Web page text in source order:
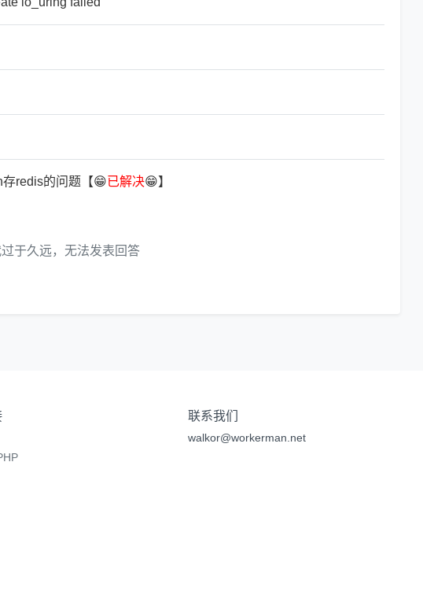
redis的问题【😁已解决😁】
于久远，无法发表回答
联系我们
walkor@workerman.net